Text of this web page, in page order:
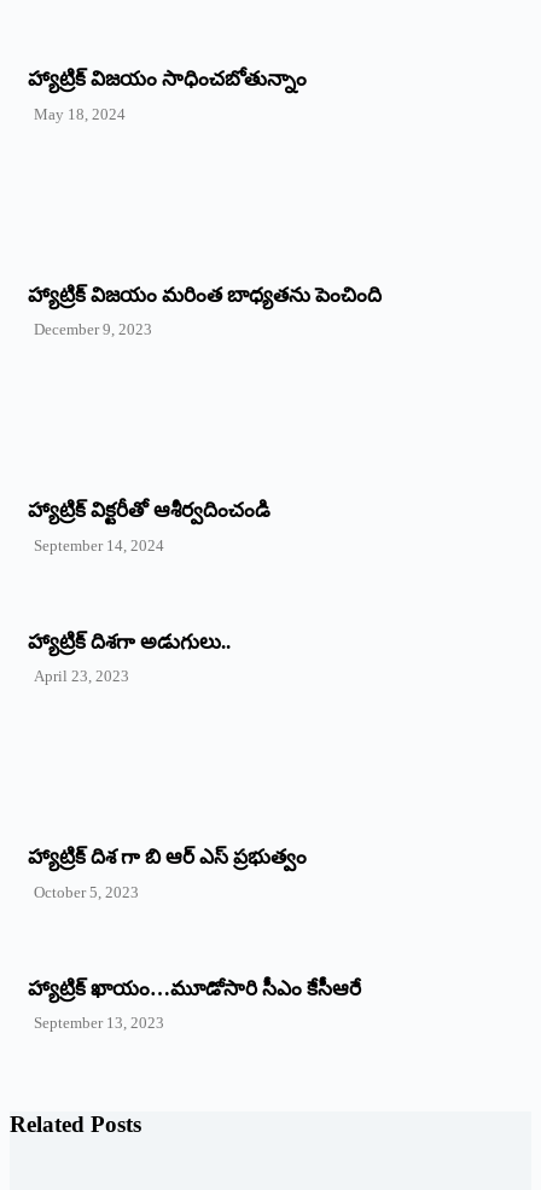
హ్యాట్రిక్‌ విజయం సాధించబోతున్నాం
May 18, 2024
హ్యాట్రిక్ విజయం మరింత బాధ్యతను పెంచింది
December 9, 2023
హ్యాట్రిక్‌ ‌విక్టరీతో ఆశీర్వదించండి
September 14, 2024
‌హ్యాట్రిక్‌ ‌దిశగా అడుగులు..
April 23, 2023
హ్యాట్రిక్ దిశ గా బి ఆర్ ఎస్ ప్రభుత్వం
October 5, 2023
హ్యాట్రిక్‌ ‌ఖాయం…మూడోసారి సీఎం కేసీఆరే
September 13, 2023
Related Posts